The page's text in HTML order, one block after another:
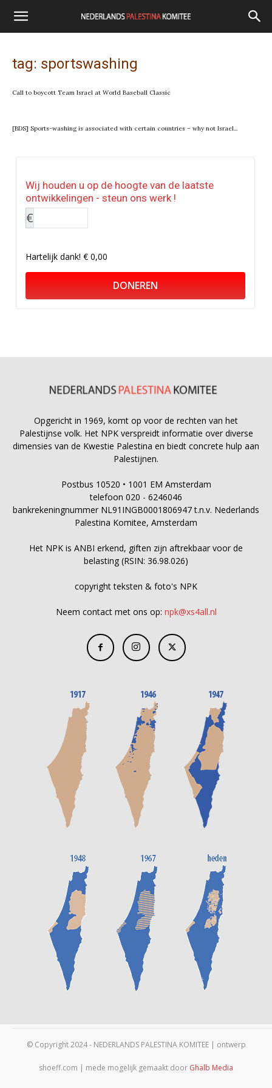
tag: sportswashing
Call to boycott Team Israel at World Baseball Classic
[BDS] Sports-washing is associated with certain countries – why not Israel...
Wij houden u op de hoogte van de laatste
ontwikkelingen - steun ons werk !
€
Hartelijk dank!€ 0,00
DONEREN
Opgericht in 1969, komt op voor de rechten van het
Palestijnse volk. Het NPK verspreidt informatie over diverse
dimensies van de Kwestie Palestina en biedt concrete hulp aan
Palestijnen.
Postbus 10520 • 1001 EM Amsterdam
telefoon 020 - 6246046
bankrekeningnummer NL91INGB0001806947 t.n.v. Nederlands
Palestina Komitee, Amsterdam
Het NPK is ANBI erkend, giften zijn aftrekbaar voor de
belasting (RSIN: 36.98.026)
copyright teksten & foto's NPK
Neem contact met ons op: npk@xs4all.nl
© Copyright 2024 - NEDERLANDS PALESTINA KOMITEE | ontwerp
shoeff.com | mede mogelijk gemaakt door Ghalb Media